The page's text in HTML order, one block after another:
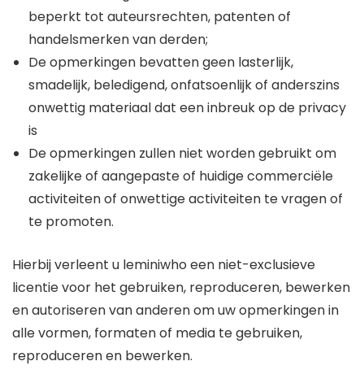
beperkt tot auteursrechten, patenten of
handelsmerken van derden;
De opmerkingen bevatten geen lasterlijk,
smadelijk, beledigend, onfatsoenlijk of anderszins
onwettig materiaal dat een inbreuk op de privacy
is
De opmerkingen zullen niet worden gebruikt om
zakelijke of aangepaste of huidige commerciële
activiteiten of onwettige activiteiten te vragen of
te promoten.
Hierbij verleent u leminiwho een niet-exclusieve
licentie voor het gebruiken, reproduceren, bewerken
en autoriseren van anderen om uw opmerkingen in
alle vormen, formaten of media te gebruiken,
reproduceren en bewerken.